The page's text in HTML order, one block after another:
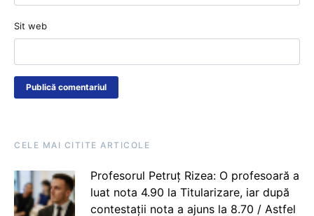
Sit web
CELE MAI CITITE ARTICOLE
Profesorul Petruț Rizea: O profesoară a
luat nota 4.90 la Titularizare, iar după
contestații nota a ajuns la 8.70 / Astfel